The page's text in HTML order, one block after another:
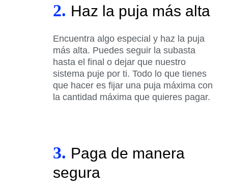
2. Haz la puja más alta
Encuentra algo especial y haz la puja
más alta. Puedes seguir la subasta
hasta el final o dejar que nuestro
sistema puje por ti. Todo lo que tienes
que hacer es fijar una puja máxima con
la cantidad máxima que quieres pagar.
3. Paga de manera
segura